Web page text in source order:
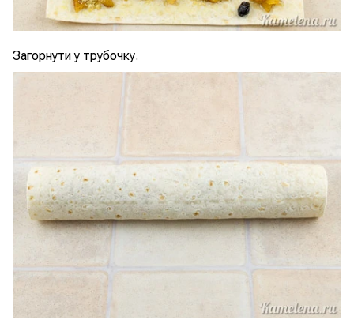
Загорнути у трубочку.